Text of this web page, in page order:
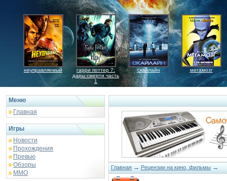
неуправляемый
гарри поттер 7:
дары смерти часть
1
скайлайн мегамозг
Меню
Главная
Игры
Новости
Прохождения
Превью
Обзоры
ММО
Главная → Рецензии на кино, фильмы →